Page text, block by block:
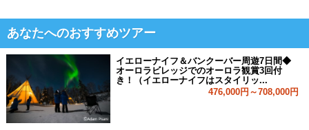
あなたへのおすすめツアー
イエローナイフ＆バンクーバー周遊7日間◆
オーロラビレッジでのオーロラ観賞3回付
き！（イエローナイフはスタイリッ...
476,000円～708,000円